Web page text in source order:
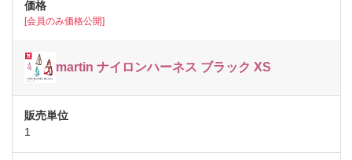
[会員のみ価格公開]
martin ナイロンハーネス ブラック XS
1